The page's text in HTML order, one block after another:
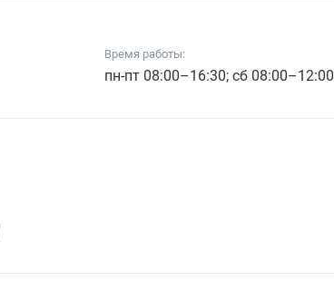
Время работы:
пн-пт 08:00–16:30; сб 08:00–12:00